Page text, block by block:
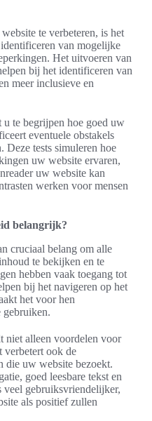
te verbeteren, is het
van mogelijke
Het uitvoeren van
bij het identificeren van
meer inclusieve en
u te begrijpen hoe goed uw
eventuele obstakels
Deze tests simuleren hoe
uw website ervaren,
uw website kan
werken voor mensen
belangrijk?
cruciaal belang om alle
te bekijken en te
hebben vaak toegang tot
bij het navigeren op het
het voor hen
gebruiken.
niet alleen voordelen voor
verbetert ook de
die uw website bezoekt.
goed leesbare tekst en
veel gebruiksvriendelijker,
als positief zullen